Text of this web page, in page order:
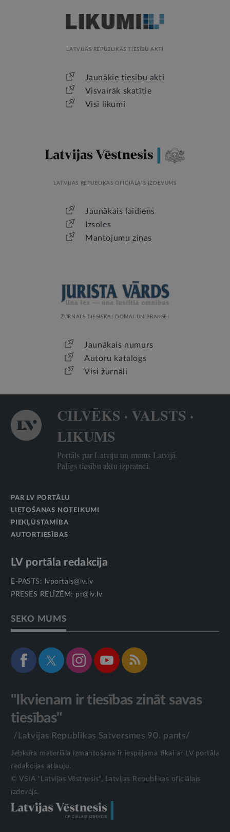
LATVIJAS REPUBLIKAS TIESĪBU AKTI
Jaunākie tiesību akti
Visvairāk skatītie
Visi likumi
LATVIJAS REPUBLIKAS OFICIĀLAIS IZDEVUMS
Jaunākais laidiens
Izsoles
Mantojumu ziņas
ŽURNĀLS TIESISKAI DOMAI UN PRAKSEI
Jaunākais numurs
Autoru katalogs
Visi žurnāli
CILVĒKS · VALSTS ·
LIKUMS
Portāls par Latviju un mums Latvijā.
Palīgs tiesību aktu izpratnei.
PAR LV PORTĀLU
LIETOŠANAS NOTEIKUMI
PIEKĻŪSTAMĪBA
AUTORTIESĪBAS
LV portāla redakcija
E-PASTS:
lvportals@lv.lv
PRESES RELĪZĒM: pr@lv.lv
SEKO MUMS
"Ikvienam ir tiesības zināt savas
tiesības"
/Latvijas Republikas Satversmes 90. pants/
Jebkura materiāla izmantošana ir iespējama tikai ar LV portāla
redakcijas atļauju.
© VSIA "Latvijas Vēstnesis", Latvijas Republikas oficiālais
izdevējs.